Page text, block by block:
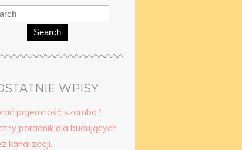
Search
WPISY
pojemność szamba?
poradnik dla budujących
kanalizacji.